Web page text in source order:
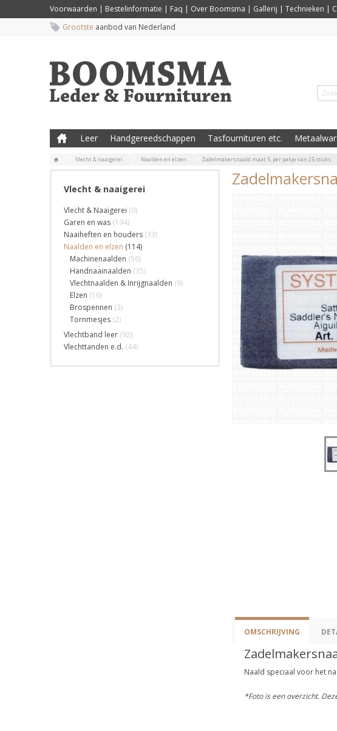
Voorwaarden | Bestelinformatie | Faq | Over Boomsma | Gallerij | Technieken |
Grootste aanbod van Nederland
Leer Handgereedschappen Tasfournituren etc.
Vlecht & naaigerei Naalden en elzen Zadelmakersnaald maat 5, per pakje van 25 stuks
Vlecht & naaigerei
Vlecht & Naaigerei (0)
Garen en was (194)
Naaiheften en houders (33)
Naalden en elzen (114)
Machinenaalden (56)
Handnaainaalden (35)
Vlechtnaalden & Inrijgnaalden (9)
Elzen (16)
Brospennen (3)
Tornmesjes (2)
Vlechtband leer (92)
Vlechttanden e.d. (44)
OMSCHRIJVING
Naald speciaal voor het
*Foto is een overzicht.